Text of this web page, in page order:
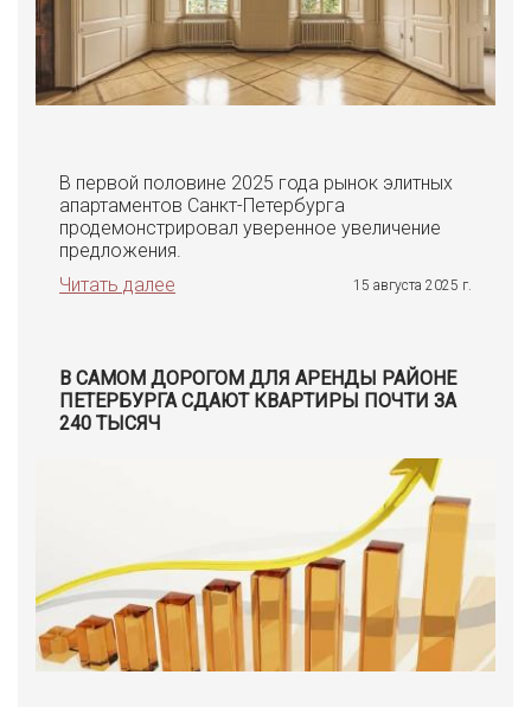
В первой половине 2025 года рынок элитных
апартаментов Санкт-Петербурга
продемонстрировал уверенное увеличение
предложения.
Читать далее
15 августа 2025 г.
В САМОМ ДОРОГОМ ДЛЯ АРЕНДЫ РАЙОНЕ
ПЕТЕРБУРГА СДАЮТ КВАРТИРЫ ПОЧТИ ЗА
240 ТЫСЯЧ